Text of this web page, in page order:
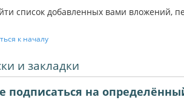
список добавленных вами вложений,
к началу
и закладки
подписаться на